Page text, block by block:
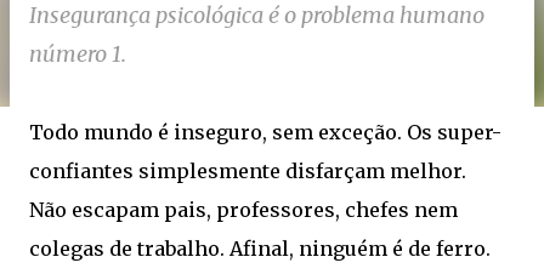
Insegurança psicológica é o problema humano
número 1.
Todo mundo é inseguro, sem exceção. Os super-
confiantes simplesmente disfarçam melhor.
Não escapam pais, professores, chefes nem
colegas de trabalho. Afinal, ninguém é de ferro.